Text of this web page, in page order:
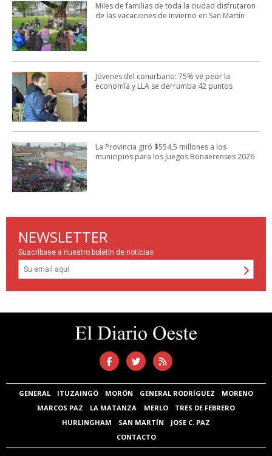
Miles de familias de toda la ciudad disfrutaron
de las vacaciones de invierno en San Martín
Jóvenes del conurbano: 75% ve peor la
economía y LLA se derrumba 42 puntos
La Provincia giró $554,5 millones a los
municipios para los Juegos Bonaerenses 2026
NEWSLETTER
Suscríbase a nuestro boletín de noticias
GENERAL ITUZAINGÓ MORÓN GENERAL RODRÍGUEZ
MORENO
MARCOS PAZ
LA MATANZA MERLO
TRES DE FEBRERO
HURLINGHAM
SAN MARTÍN
JOSE C. PAZ
CONTACTO